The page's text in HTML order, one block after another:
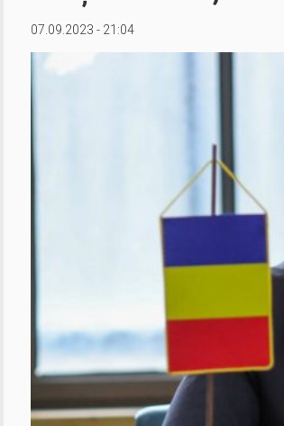
07.09.2023 - 21:04